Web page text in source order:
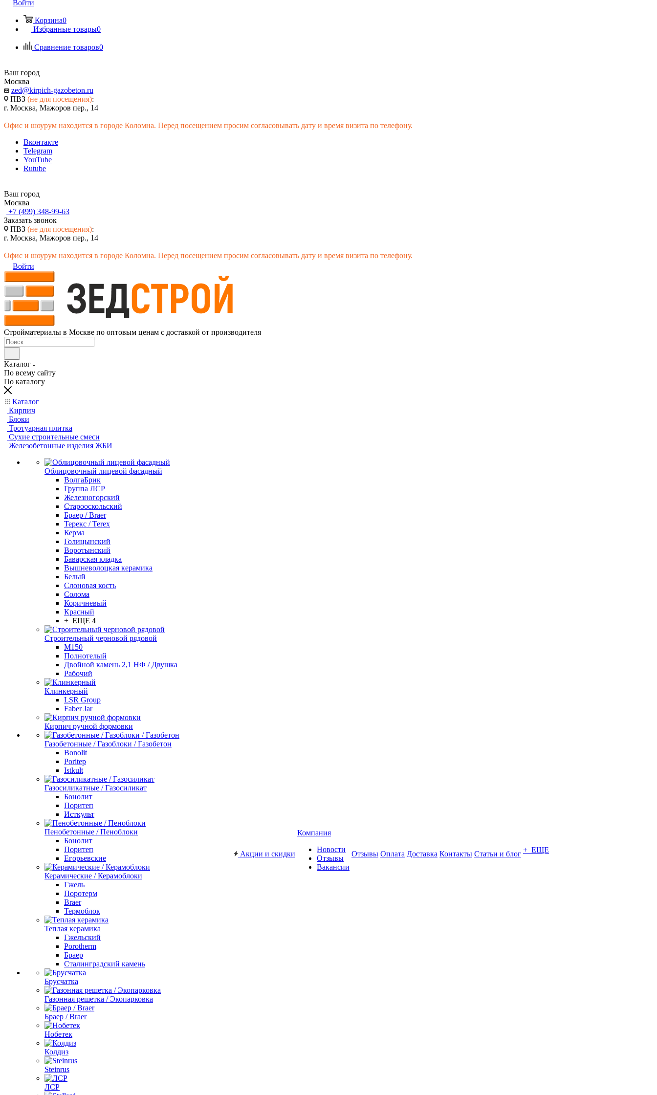
Войти
Корзина0
Избранные товары0
Сравнение товаров0
Ваш город
Москва
zed@kirpich-gazobeton.ru
ПВЗ (не для посещения):
г. Москва, Мажоров пер., 14
Офис и шоурум находится в городе Коломна. Перед посещением просим согласовывать дату и время визита по телефону.
Вконтакте
Telegram
YouTube
Rutube
Ваш город
Москва
+7 (499) 348-99-63
Заказать звонок
ПВЗ (не для посещения):
г. Москва, Мажоров пер., 14
Офис и шоурум находится в городе Коломна. Перед посещением просим согласовывать дату и время визита по телефону.
Войти
Стройматериалы в Москве по оптовым ценам с доставкой от производителя
Каталог
По всему сайту
По каталогу
Каталог
Кирпич
Блоки
Тротуарная плитка
Сухие строительные смеси
Железобетонные изделия ЖБИ
Облицовочный лицевой фасадный
ВолгаБрик
Группа ЛСР
Железногорский
Старооскольский
Браер / Braer
Терекс / Terex
Керма
Голицынский
Воротынский
Баварская кладка
Вышневолоцкая керамика
Белый
Слоновая кость
Солома
Коричневый
Красный
+ ЕЩЕ 4
Строительный черновой рядовой
М150
Полнотелый
Двойной камень 2,1 НФ / Двушка
Рабочий
Клинкерный
LSR Group
Faber Jar
Кирпич ручной формовки
Газобетонные / Газоблоки / Газобетон
Bonolit
Poritep
Istkult
Газосиликатные / Газосиликат
Бонолит
Поритеп
Исткульт
Пенобетонные / Пеноблоки
Бонолит
Поритеп
Егорьевские
Керамические / Керамоблоки
Гжель
Поротерм
Braer
Термоблок
Теплая керамика
Гжельский
Porotherm
Браер
Сталинградский камень
Брусчатка
Газонная решетка / Экопарковка
Браер / Braer
Нобетек
Колдиз
Steinrus
ЛСР
Акции и скидки
Компания
Новости
Отзывы
Вакансии
Отзывы Оплата Доставка Контакты Статьи и блог + ЕЩЕ